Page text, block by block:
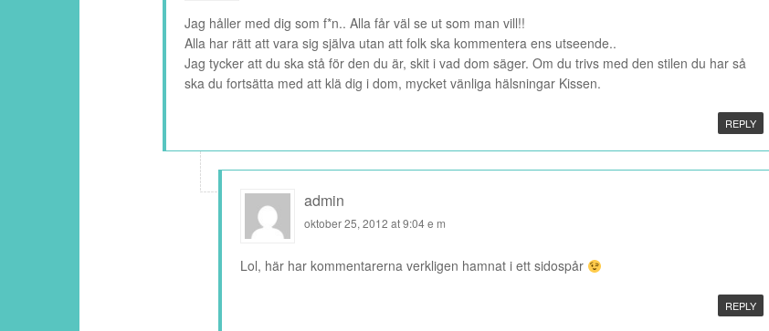
Jag håller med dig som f*n.. Alla får väl se ut som man vill!!
Alla har rätt att vara sig själva utan att folk ska kommentera ens utseende..
Jag tycker att du ska stå för den du är, skit i vad dom säger. Om du trivs med den stilen du har så
ska du fortsätta med att klä dig i dom, mycket vänliga hälsningar Kissen.
REPLY
admin
oktober 25, 2012 at 9:04 e m
Lol, här har kommentarerna verkligen hamnat i ett sidospår
REPLY